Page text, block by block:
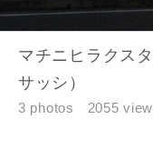
マチニヒラクス
サッシ）
3 photos 2055